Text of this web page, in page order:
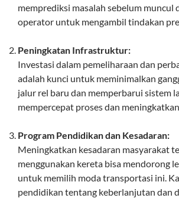
memprediksi masalah sebelum muncul
operator untuk mengambil tindakan
Peningkatan Infrastruktur:
Investasi dalam pemeliharaan dan
adalah kunci untuk meminimalkan
jalur rel baru dan memperbarui sistem
mempercepat proses dan
Program Pendidikan dan Kesadaran:
Meningkatkan kesadaran masyarakat
menggunakan kereta bisa mendorong
untuk memilih moda transportasi ini.
pendidikan tentang keberlanjutan dan